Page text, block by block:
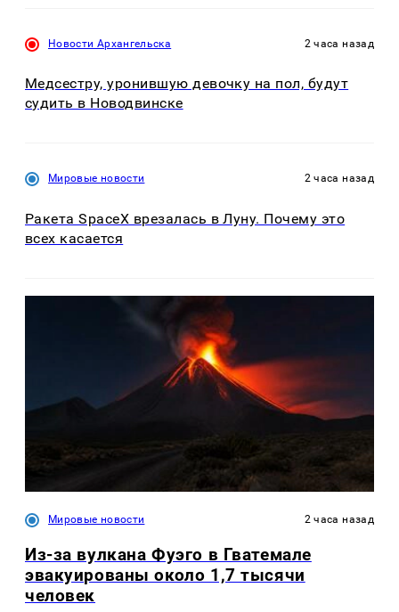
Новости Архангельска 2 часа назад
Медсестру, уронившую девочку на пол, будут
судить в Новодвинске
Мировые новости 2 часа назад
Ракета SpaceX врезалась в Луну. Почему это
всех касается
Мировые новости 2 часа назад
Из-за вулкана Фуэго в Гватемале
эвакуированы около 1,7 тысячи
человек